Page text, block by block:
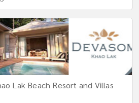
Lak Beach Resort and Villas